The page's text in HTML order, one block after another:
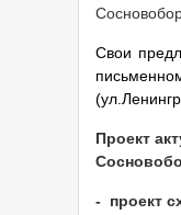
Свои
Проект
- проект